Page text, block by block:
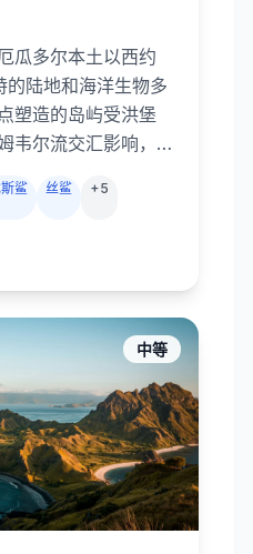
瓜多尔本土以西约
陆地和海洋生物多
塑造的岛屿受洪堡
韦尔流交汇影响，
沃尔夫岛，成群结
他潜点则有远洋蝠
蜥、企鹅和活泼的
水上升流和涌浪使
获也极为丰厚。上
貌、巨龟保护区和
鲨 丝鲨 +5
中等